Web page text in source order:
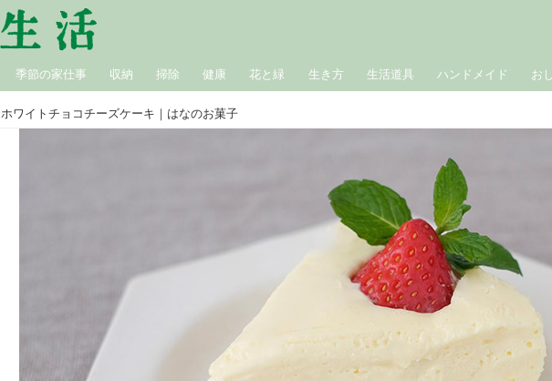
季節の家仕事 収納 掃除 健康 花と緑 生き方 生活道具 ハンドメイド お
ホワイトチョコチーズケーキ｜はなのお菓子